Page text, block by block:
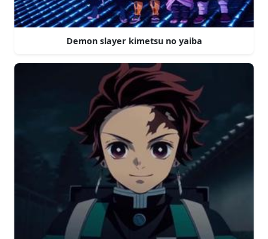
Demon slayer kimetsu no yaiba